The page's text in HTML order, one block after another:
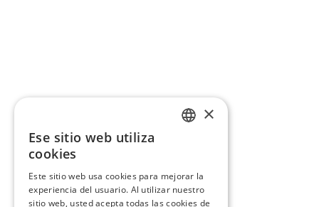
×
Ese sitio web utiliza
cookies
Este sitio web usa cookies para mejorar la
experiencia del usuario. Al utilizar nuestro
sitio web, usted acepta todas las cookies de